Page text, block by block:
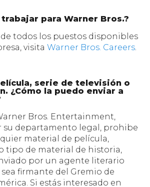
para Warner Bros.?
de todos los puestos disponibles
visita Warner Bros. Careers.
serie de televisión o
¿Cómo la puedo enviar a
Bros. Entertainment,
su departamento legal, prohibe
material de película,
tipo de material de historia,
por un agente literario
firmante del Gremio de
Si estás interesado en